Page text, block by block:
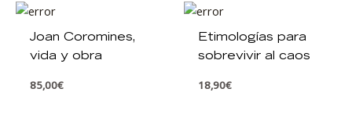
Joan Coromines,
vida y obra
85,00€
Etimologías para
sobrevivir al caos
18,90€